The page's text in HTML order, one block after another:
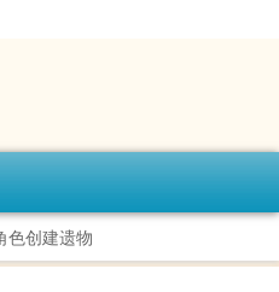
色创建遗物